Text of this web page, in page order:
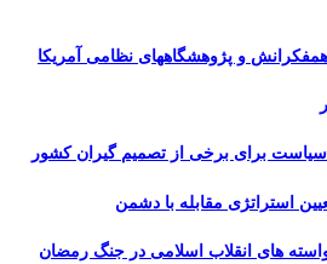
و پژوهشگاههای نظامی آمریکا
برای برخی از تصمیم گیران کشور
استراتژی مقابله با دشمن
های انقلاب اسلامی در جنگ رمضان